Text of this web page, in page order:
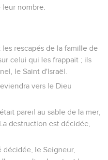
leur nombre.
rescapés de la famille de
celui qui les frappait ; ils
le Saint d'Israël.
vers le Dieu
pareil au sable de la mer,
destruction est décidée,
le Seigneur,